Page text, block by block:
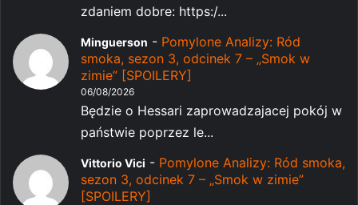
zdaniem dobre: https:/...
Minguerson - Pomylone Analizy: Ród
smoka, sezon 3, odcinek 7 – „Smok w
zimie” [SPOILERY]
06/08/2026
Będzie o Hessari zaprowadzajacej pokój w
państwie poprzez le...
Vittorio Vici - Pomylone Analizy: Ród smoka,
sezon 3, odcinek 7 – „Smok w zimie”
[SPOILERY]